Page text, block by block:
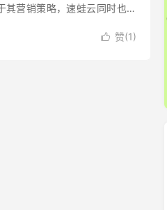
营销策略，速蛙云同时也是
 赞(1)